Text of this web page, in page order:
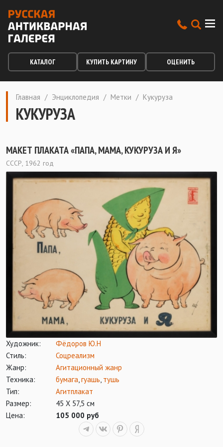
КАТАЛОГ КУПИТЬ КАРТИНУ ОЦЕНИТЬ
Главная / Энциклопедия / Метки / Кукуруза
КУКУРУЗА
МАКЕТ ПЛАКАТА «ПАПА, МАМА, КУКУРУЗА И Я»
СССР, 1962 год
Художник:
Фёдоров Ю.Н
Стиль:
Соцреализм
Жанр:
Агитационный жанр
Техника:
бумага,гуашь, тушь
Тип:
Агитплакат
Размер:
45 Х 57,5 см
Цена:
105 000 руб